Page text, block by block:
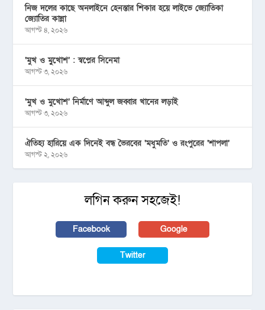
নিজ দলের কাছে অনলাইনে হেনস্তার শিকার হয়ে লাইভে জ্যোতিকা
জ্যোতির কান্না
আগস্ট ৪, ২০২৬
‘মুখ ও মু্খোশ’ : স্বপ্নের সিনেমা
আগস্ট ৩, ২০২৬
‘মুখ ও মুখোশ’ নির্মাণে আব্দুল জব্বার খানের লড়াই
আগস্ট ৩, ২০২৬
ঐতিহ্য হারিয়ে এক দিনেই বন্ধ ভৈরবের ‘মধুমতি’ ও রংপুরের ‘শাপলা’
আগস্ট ২, ২০২৬
লগিন করুন সহজেই!
Facebook Google
Twitter